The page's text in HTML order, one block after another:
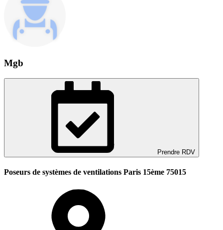
Mgb
Prendre RDV
Poseurs de systèmes de ventilations Paris 15ème 75015